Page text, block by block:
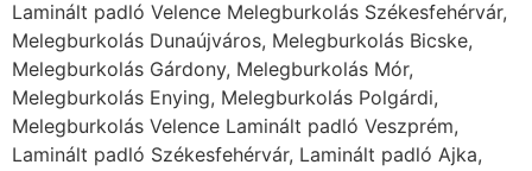
Laminált padló Velence Melegburkolás Székesfehérvár,
Melegburkolás Dunaújváros, Melegburkolás Bicske,
Melegburkolás Gárdony, Melegburkolás Mór,
Melegburkolás Enying, Melegburkolás Polgárdi,
Melegburkolás Velence Laminált padló Veszprém,
Laminált padló Székesfehérvár, Laminált padló Ajka,